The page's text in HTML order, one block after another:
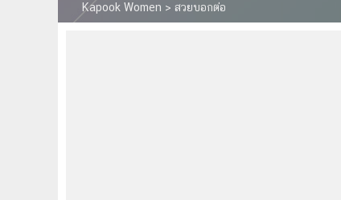
Kapook Women > สวยบอกต่อ